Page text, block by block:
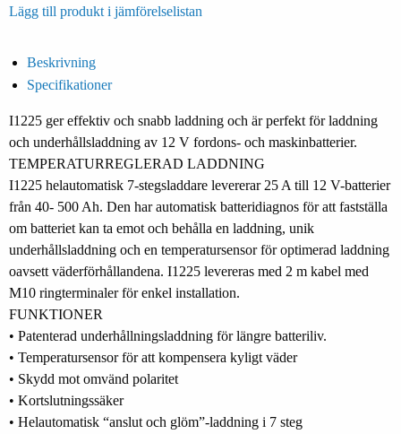
Lägg till produkt i jämförelselistan
Beskrivning
Specifikationer
I1225 ger effektiv och snabb laddning och är perfekt för laddning
och underhållsladdning av 12 V fordons- och maskinbatterier.
TEMPERATURREGLERAD LADDNING
I1225 helautomatisk 7-stegsladdare levererar 25 A till 12 V-batterier
från 40- 500 Ah. Den har automatisk batteridiagnos för att fastställa
om batteriet kan ta emot och behålla en laddning, unik
underhållsladdning och en temperatursensor för optimerad laddning
oavsett väderförhållandena. I1225 levereras med 2 m kabel med
M10 ringterminaler för enkel installation.
FUNKTIONER
• Patenterad underhållningsladdning för längre batteriliv.
• Temperatursensor för att kompensera kyligt väder
• Skydd mot omvänd polaritet
• Kortslutningssäker
• Helautomatisk “anslut och glöm”-laddning i 7 steg